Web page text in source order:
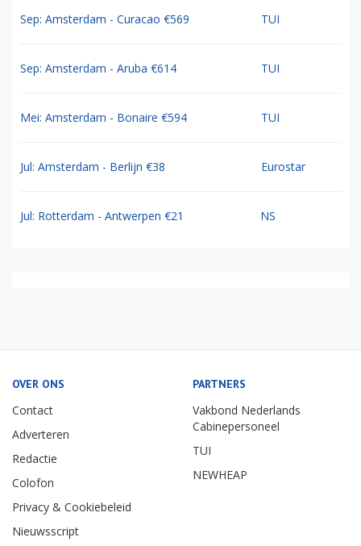
Sep: Amsterdam - Curacao €569 TUI
Sep: Amsterdam - Aruba €614 TUI
Mei: Amsterdam - Bonaire €594 TUI
Jul: Amsterdam - Berlijn €38 Eurostar
Jul: Rotterdam - Antwerpen €21 NS
OVER ONS
Contact
Adverteren
Redactie
Colofon
Privacy & Cookiebeleid
Nieuwsscript
PARTNERS
Vakbond Nederlands
Cabinepersoneel
TUI
NEWHEAP